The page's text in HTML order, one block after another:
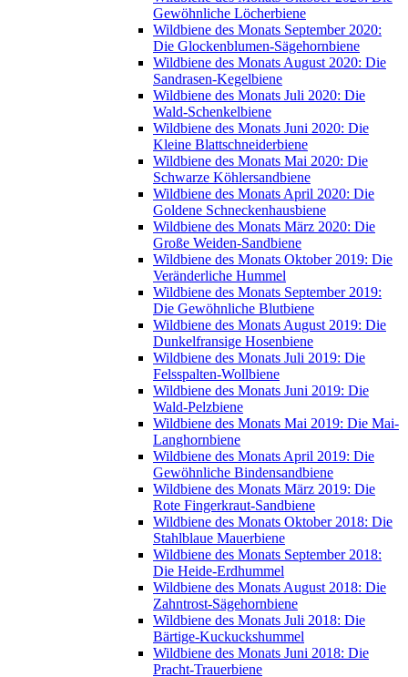
Gewöhnliche Löcherbiene
Wildbiene des Monats September 2020:
Die Glockenblumen-Sägehornbiene
Wildbiene des Monats August 2020: Die
Sandrasen-Kegelbiene
Wildbiene des Monats Juli 2020: Die
Wald-Schenkelbiene
Wildbiene des Monats Juni 2020: Die
Kleine Blattschneiderbiene
Wildbiene des Monats Mai 2020: Die
Schwarze Köhlersandbiene
Wildbiene des Monats April 2020: Die
Goldene Schneckenhausbiene
Wildbiene des Monats März 2020: Die
Große Weiden-Sandbiene
Wildbiene des Monats Oktober 2019: Die
Veränderliche Hummel
Wildbiene des Monats September 2019:
Die Gewöhnliche Blutbiene
Wildbiene des Monats August 2019: Die
Dunkelfransige Hosenbiene
Wildbiene des Monats Juli 2019: Die
Felsspalten-Wollbiene
Wildbiene des Monats Juni 2019: Die
Wald-Pelzbiene
Wildbiene des Monats Mai 2019: Die Mai-
Langhornbiene
Wildbiene des Monats April 2019: Die
Gewöhnliche Bindensandbiene
Wildbiene des Monats März 2019: Die
Rote Fingerkraut-Sandbiene
Wildbiene des Monats Oktober 2018: Die
Stahlblaue Mauerbiene
Wildbiene des Monats September 2018:
Die Heide-Erdhummel
Wildbiene des Monats August 2018: Die
Zahntrost-Sägehornbiene
Wildbiene des Monats Juli 2018: Die
Bärtige-Kuckuckshummel
Wildbiene des Monats Juni 2018: Die
Pracht-Trauerbiene